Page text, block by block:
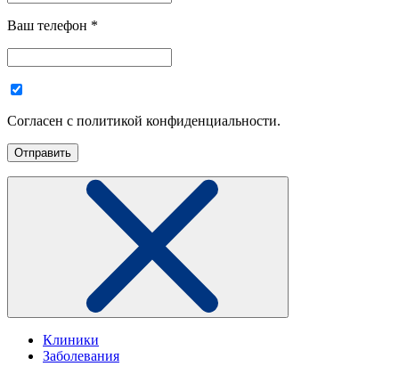
Ваш телефон *
Согласен с политикой конфиденциальности.
Клиники
Заболевания